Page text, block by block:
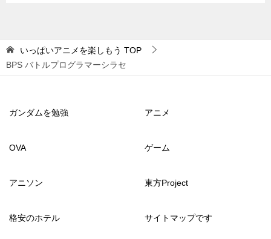
いっぱいアニメを楽しもう TOP
BPS バトルプログラマーシラセ
ガンダムを勉強 アニメ
OVA ゲーム
アニソン 東方Project
格安のホテル サイトマップです